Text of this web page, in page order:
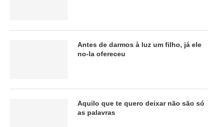
Antes de darmos à luz um filho, já ele
no-la ofereceu
Aquilo que te quero deixar não são só
as palavras